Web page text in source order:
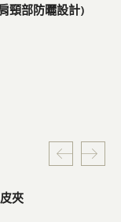
頸部防曬設計)
夾